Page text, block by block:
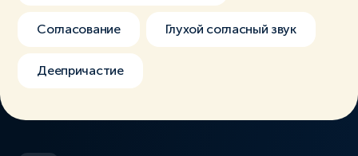
Согласование Глухой согласный звук
Деепричастие